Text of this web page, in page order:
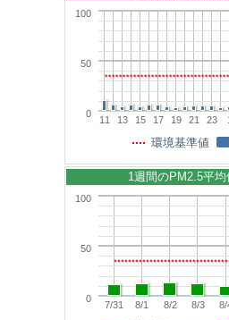
11 13 15 17 19 21 23
0
50
100
環境基準値
7/31 8/1 8/2 8/3 8/
0
50
100
1週間のPM2.5平